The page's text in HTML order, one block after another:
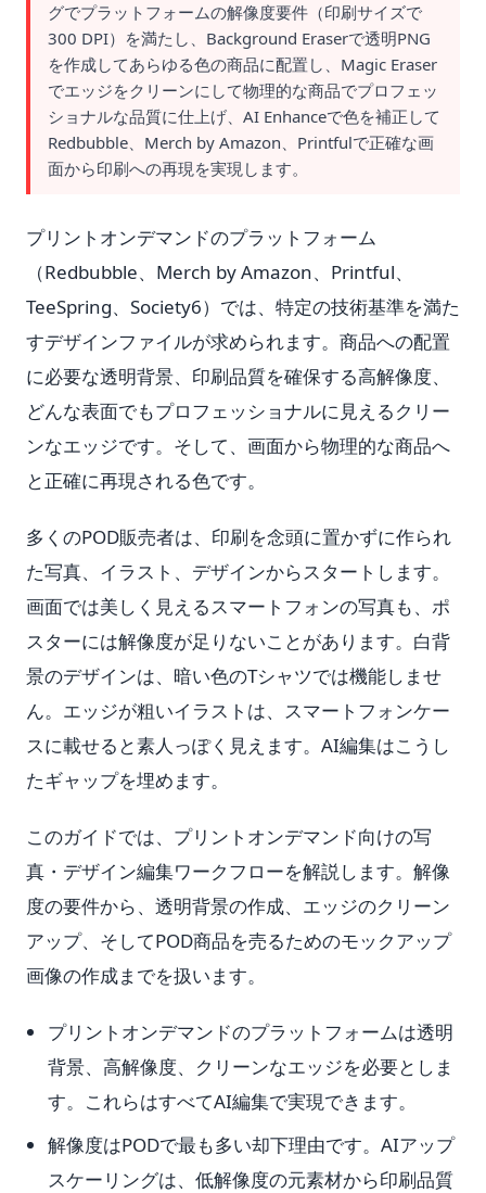
グでプラットフォームの解像度要件（印刷サイズで
300 DPI）を満たし、Background Eraserで透明PNG
を作成してあらゆる色の商品に配置し、Magic Eraser
でエッジをクリーンにして物理的な商品でプロフェッ
ショナルな品質に仕上げ、AI Enhanceで色を補正して
Redbubble、Merch by Amazon、Printfulで正確な画
面から印刷への再現を実現します。
プリントオンデマンドのプラットフォーム
（Redbubble、Merch by Amazon、Printful、
TeeSpring、Society6）では、特定の技術基準を満た
すデザインファイルが求められます。商品への配置
に必要な透明背景、印刷品質を確保する高解像度、
どんな表面でもプロフェッショナルに見えるクリー
ンなエッジです。そして、画面から物理的な商品へ
と正確に再現される色です。
多くのPOD販売者は、印刷を念頭に置かずに作られ
た写真、イラスト、デザインからスタートします。
画面では美しく見えるスマートフォンの写真も、ポ
スターには解像度が足りないことがあります。白背
景のデザインは、暗い色のTシャツでは機能しませ
ん。エッジが粗いイラストは、スマートフォンケー
スに載せると素人っぽく見えます。AI編集はこうし
たギャップを埋めます。
このガイドでは、プリントオンデマンド向けの写
真・デザイン編集ワークフローを解説します。解像
度の要件から、透明背景の作成、エッジのクリーン
アップ、そしてPOD商品を売るためのモックアップ
画像の作成までを扱います。
プリントオンデマンドのプラットフォームは透明
背景、高解像度、クリーンなエッジを必要としま
す。これらはすべてAI編集で実現できます。
解像度はPODで最も多い却下理由です。AIアップ
スケーリングは、低解像度の元素材から印刷品質